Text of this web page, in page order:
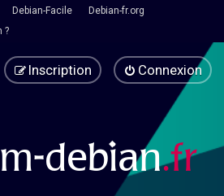
Debian-Facile
Debian-fr.org
?
Connexion
Inscription